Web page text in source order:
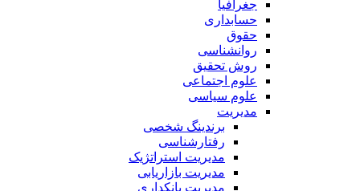
جغرافیا
حسابداری
حقوق
روانشناسی
روش تحقیق
علوم اجتماعی
علوم سیاسی
مدیریت
برندینگ شخصی
رفتارشناسی
مدیریت استراتژیک
مدیریت بازاریابی
مدیریت بانکداری